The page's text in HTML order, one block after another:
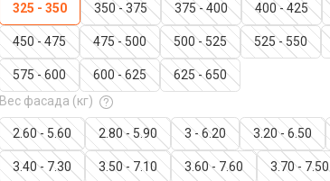
325 - 350 350 - 375 375 - 400 400 - 425
450 - 475 475 - 500 500 - 525 525 - 550
575 - 600 600 - 625
625 - 650
Вес фасада (кг)
2.60 - 5.60 2.80 - 5.90 3 - 6.20 3.20 - 6.50
3.40 - 7.30 3.50 - 7.10 3.60 - 7.60 3.70 - 7.50